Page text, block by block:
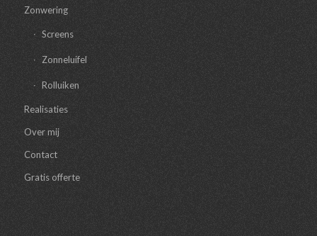
Zonwering
Screens
Zonneluifel
Rolluiken
Realisaties
Over mij
Contact
Gratis offerte